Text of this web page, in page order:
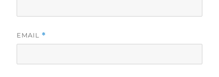
EMAIL *